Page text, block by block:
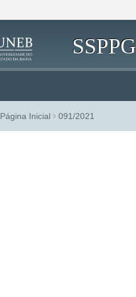
SSPPG
Página Inicial 091/2021